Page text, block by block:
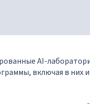
AI-
включая в них